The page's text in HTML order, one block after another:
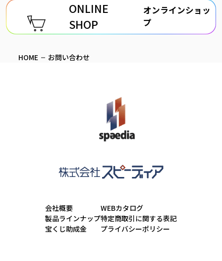
ONLINE
SHOP
オンラインショッ
プ
HOME お問い合わせ
会社概要
製品ラインナップ
宝くじ助成金
WEBカタログ
特定商取引に関する表記
プライバシーポリシー